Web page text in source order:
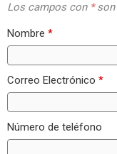
Los campos con *son
Nombre *
Correo Electrónico *
Número de teléfono